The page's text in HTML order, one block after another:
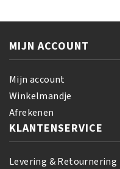
gr
aantal
MIJN ACCOUNT
Mijn account
Winkelmandje
Afrekenen
KLANTENSERVICE
Levering & Retournering